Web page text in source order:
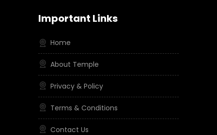
Important Links
Home
About Temple
Privacy & Policy
Terms & Conditions
Contact Us